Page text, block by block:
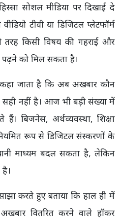
सोशल मीडिया पर दिखाई दे
टीवी या डिजिटल प्लेटफॉर्म
किसी विषय की गहराई और
पढ़ने को मिल सकता है।
जाता है कि अब अखबार कौन
सही नहीं है। आज भी बड़ी संख्या में
बिजनेस, अर्थव्यवस्था, शिक्षा
रूप से डिजिटल संस्करणों के
माध्यम बदल सकता है, लेकिन
करते हुए बताया कि हाल ही में
वितरित करने वाले हॉकर